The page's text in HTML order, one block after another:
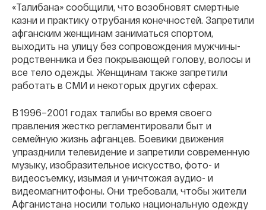
«Талибана» сообщили, что возобновят смертные
казни и практику отрубания конечностей. Запретили
афганским женщинам заниматься спортом,
выходить на улицу без сопровождения мужчины-
родственника и без покрывающей голову, волосы и
все тело одежды. Женщинам также запретили
работать в СМИ и некоторых других сферах.
В 1996–2001 годах талибы во время своего
правления жестко регламентировали быт и
семейную жизнь афганцев. Боевики движения
упразднили телевидение и запретили современную
музыку, изобразительное искусство, фото- и
видеосъемку, изымая и уничтожая аудио- и
видеомагнитофоны. Они требовали, чтобы жители
Афганистана носили только национальную одежду